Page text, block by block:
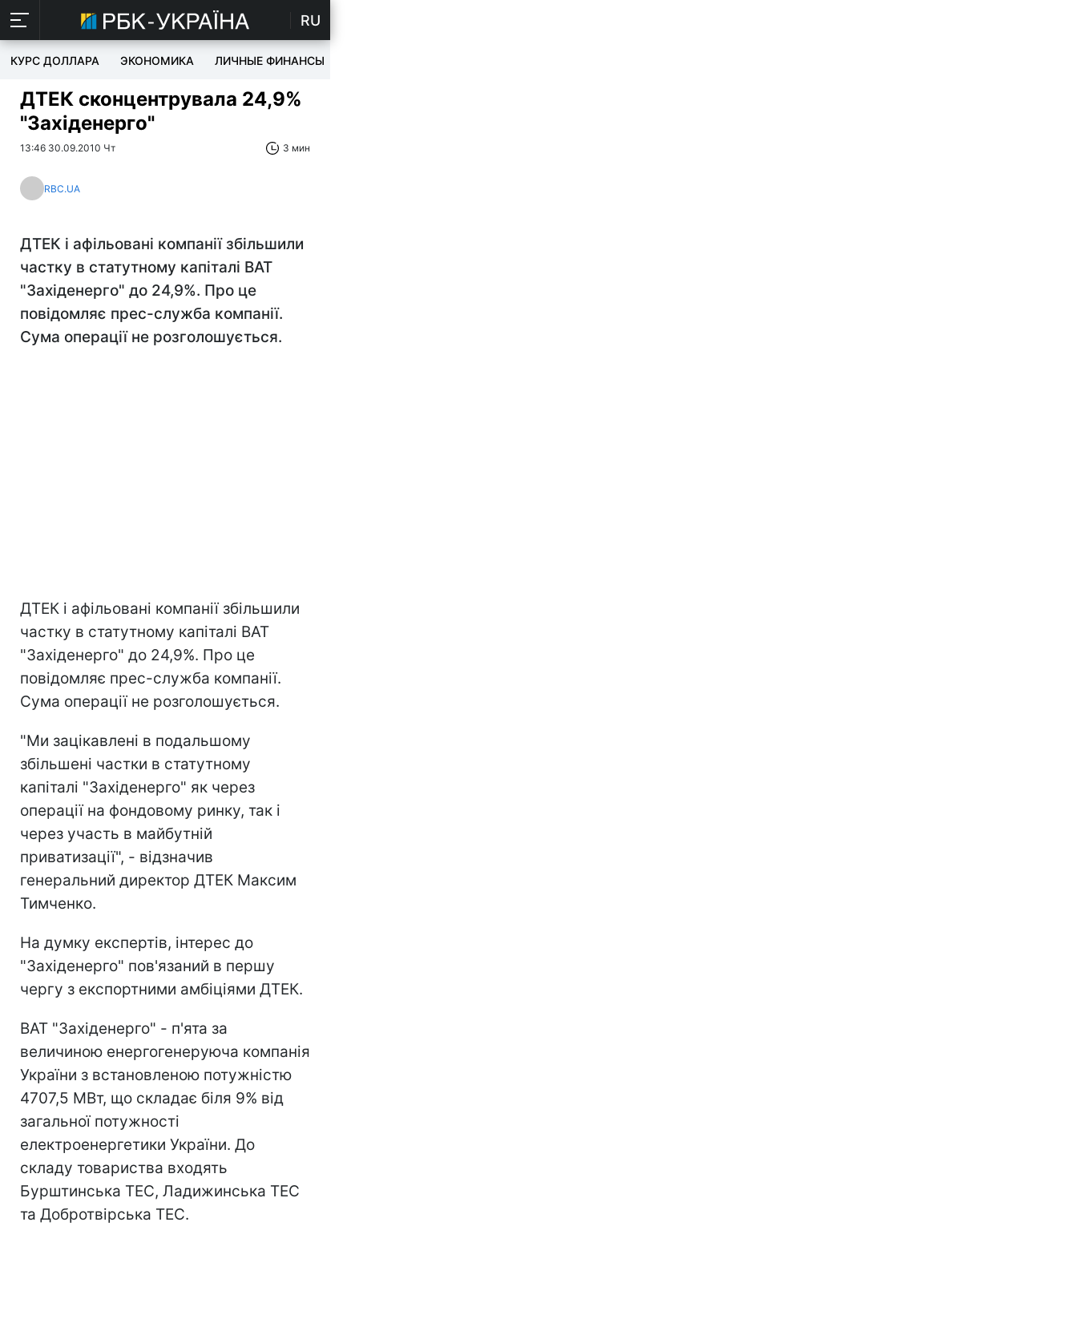
RU
КУРС ДОЛЛАРА ЭКОНОМИКА ЛИЧНЫЕ ФИНАНСЫ
ДТЕК сконцентрувала 24,9%
"Західенерго"
13:46 30.09.2010 Чт 3 мин
RBC.UA
ДТЕК і афільовані компанії збільшили
частку в статутному капіталі ВАТ
"Західенерго" до 24,9%. Про це
повідомляє прес-служба компанії.
Сума операції не розголошується.
ДТЕК і афільовані компанії збільшили
частку в статутному капіталі ВАТ
"Західенерго" до 24,9%. Про це
повідомляє прес-служба компанії.
Сума операції не розголошується.
"Ми зацікавлені в подальшому
збільшені частки в статутному
капіталі "Західенерго" як через
операції на фондовому ринку, так і
через участь в майбутній
приватизації", - відзначив
генеральний директор ДТЕК Максим
Тимченко.
На думку експертів, інтерес до
"Західенерго" пов'язаний в першу
чергу з експортними амбіціями ДТЕК.
ВАТ "Західенерго" - п'ята за
величиною енергогенеруюча компанія
України з встановленою потужністю
4707,5 МВт, що складає біля 9% від
загальної потужності
електроенергетики України. До
складу товариства входять
Бурштинська ТЕС, Ладижинська ТЕС
та Добротвірська ТЕС.